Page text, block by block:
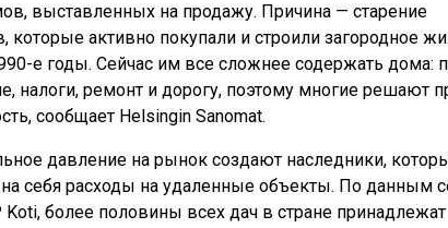
выставленных на продажу. Причина — старение
которые активно покупали и строили загородное
е годы. Сейчас им все сложнее содержать дома:
налоги, ремонт и дорогу, поэтому многие решают
сообщает Helsingin Sanomat.
давление на рынок создают наследники,
на себя расходы на удаленные объекты. По данным
Koti, более половины всех дач в стране принадлежат